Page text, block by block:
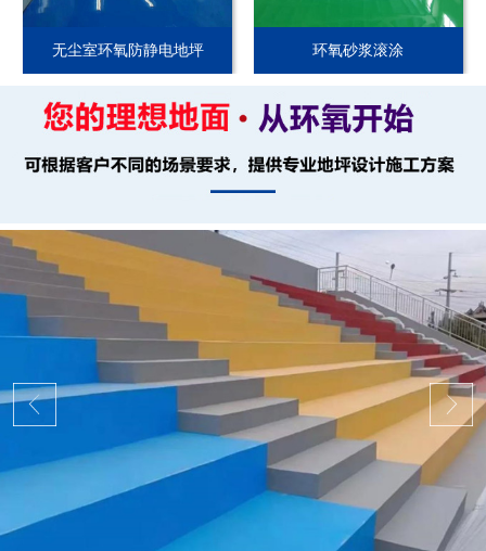
无尘室环氧防静电地坪 环氧砂浆滚涂